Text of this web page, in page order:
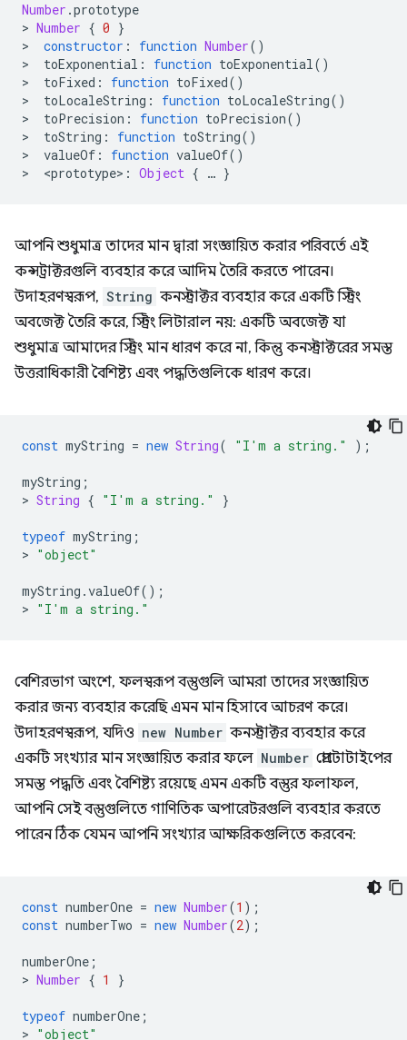
Number .prototype
> Number { 0 }
>
constructor : function Number()
>
toExponential : function toExponential()
>
toFixed : function toFixed()
>
toLocaleString : function toLocaleString()
>
toPrecision : function toPrecision()
>
toString : function toString()
>
valueOf : function valueOf()
>
<prototype> : Object { … }
আপনি শুধুমাত্র তাদের মান দ্বারা সংজ্ঞায়িত করার পরিবর্তে এই
কন্সট্রাক্টরগুলি ব্যবহার করে আদিম তৈরি করতে পারেন।
উদাহরণস্বরূপ, String কনস্ট্রাক্টর ব্যবহার করে একটি স্ট্রিং
অবজেক্ট তৈরি করে, স্ট্রিং লিটারাল নয়: একটি অবজেক্ট যা
শুধুমাত্র আমাদের স্ট্রিং মান ধারণ করে না, কিন্তু কনস্ট্রাক্টরের সমস্ত
উত্তরাধিকারী বৈশিষ্ট্য এবং পদ্ধতিগুলিকে ধারণ করে।
const myString = new String( "I'm a string." );
myString ;
> String { "I'm a string." }
typeof myString ;
> "object"
myString .valueOf();
> "I'm a string."
বেশিরভাগ অংশে, ফলস্বরূপ বস্তুগুলি আমরা তাদের সংজ্ঞায়িত
করার জন্য ব্যবহার করেছি এমন মান হিসাবে আচরণ করে।
উদাহরণস্বরূপ, যদিও new Number কনস্ট্রাক্টর ব্যবহার করে
একটি সংখ্যার মান সংজ্ঞায়িত করার ফলে Number প্রোটোটাইপের
সমস্ত পদ্ধতি এবং বৈশিষ্ট্য রয়েছে এমন একটি বস্তুর ফলাফল,
আপনি সেই বস্তুগুলিতে গাণিতিক অপারেটরগুলি ব্যবহার করতে
পারেন ঠিক যেমন আপনি সংখ্যার আক্ষরিকগুলিতে করবেন:
const numberOne = new Number(1 );
const numberTwo = new Number(2);
numberOne ;
> Number { 1 }
typeof numberOne ;
> "object"